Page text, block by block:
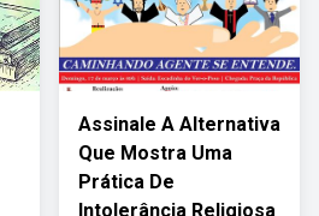
Assinale A Alternativa
Que Mostra Uma
Prática De
Intolerância Religiosa